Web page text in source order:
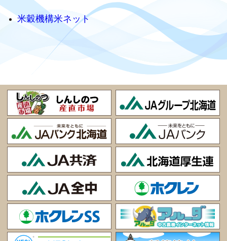
米穀機構米ネット